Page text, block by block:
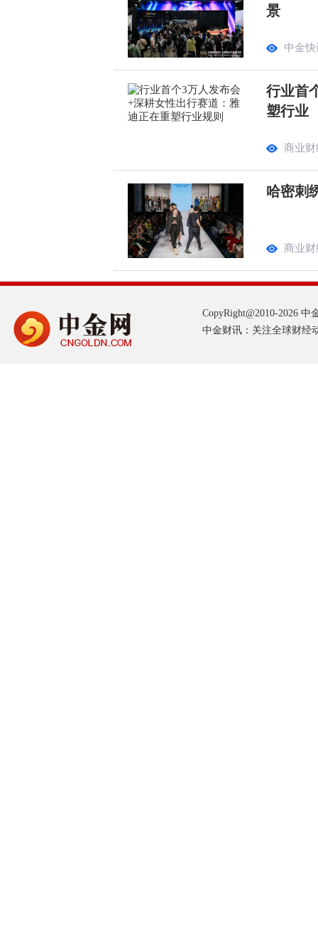
景
中金快
行业首
塑行业
商业财
哈密刺
商业财
CopyRight@2010-2026 中
中金财讯：关注全球财经